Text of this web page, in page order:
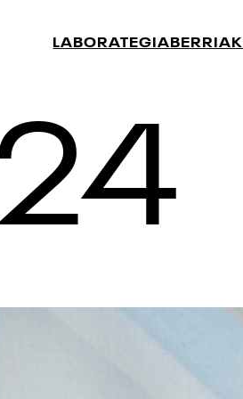
LABORATEGIA BERRIAK